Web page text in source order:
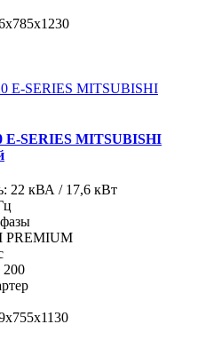
E-SERIES MITSUBISHI
22 кВА / 17,6 кВт
PREMIUM
200